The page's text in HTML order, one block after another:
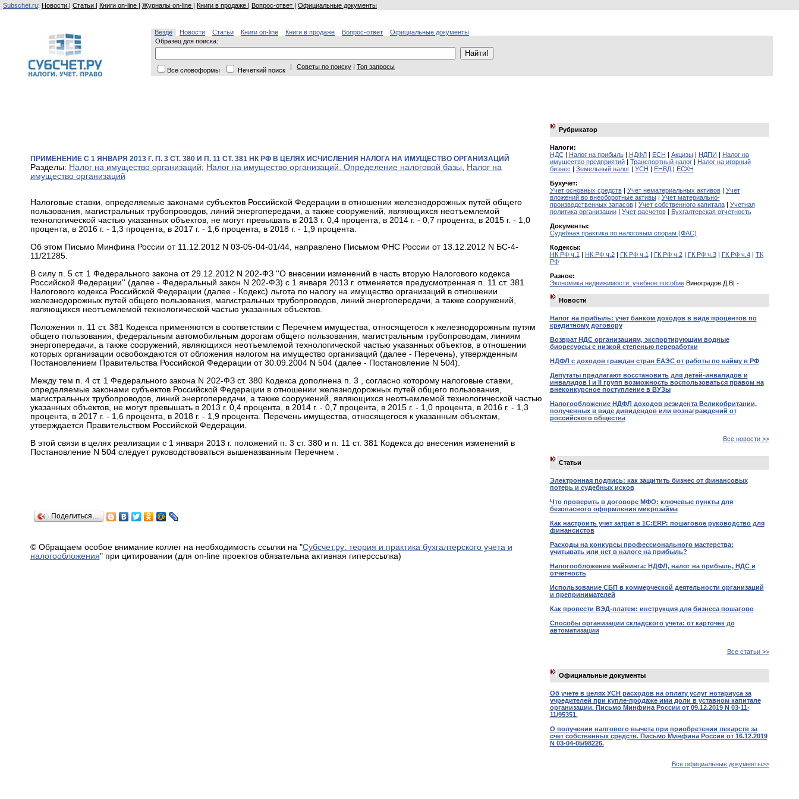
Subschet.ru: Новости | Статьи | Книги on-line | Журналы on-line | Книги в продаже | Вопрос-ответ | Официальные документы
Везде Новости Статьи Книги on-line Книги в продаже Вопрос-ответ
Официальные документы
Образец для поиска:
Все словоформы Нечеткий поиск | Советы по поиску | Топ запросы
ПРИМЕНЕНИЕ С 1 ЯНВАРЯ 2013 Г. П. 3 СТ. 380 И П. 11 СТ. 381 НК РФ В ЦЕЛЯХ ИСЧИСЛЕНИЯ НАЛОГА НА ИМУЩЕСТВО ОРГАНИЗАЦИЙ
Разделы: Налог на имущество организаций; Налог на имущество организаций. Определение налоговой базы, Налог на
имущество организаций
Налоговые ставки, определяемые законами субъектов Российской Федерации в отношении железнодорожных путей общего
пользования, магистральных трубопроводов, линий энергопередачи, а также сооружений, являющихся неотъемлемой
технологической частью указанных объектов, не могут превышать в 2013 г. 0,4 процента, в 2014 г. - 0,7 процента, в 2015 г. - 1,0
процента, в 2016 г. - 1,3 процента, в 2017 г. - 1,6 процента, в 2018 г. - 1,9 процента.
Об этом Письмо Минфина России от 11.12.2012 N 03-05-04-01/44, направлено Письмом ФНС России от 13.12.2012 N БС-4-
11/21285.
В силу п. 5 ст. 1 Федерального закона от 29.12.2012 N 202-ФЗ ''О внесении изменений в часть вторую Налогового кодекса
Российской Федерации'' (далее - Федеральный закон N 202-ФЗ) с 1 января 2013 г. отменяется предусмотренная п. 11 ст. 381
Налогового кодекса Российской Федерации (далее - Кодекс) льгота по налогу на имущество организаций в отношении
железнодорожных путей общего пользования, магистральных трубопроводов, линий энергопередачи, а также сооружений,
являющихся неотъемлемой технологической частью указанных объектов.
Положения п. 11 ст. 381 Кодекса применяются в соответствии с Перечнем имущества, относящегося к железнодорожным путям
общего пользования, федеральным автомобильным дорогам общего пользования, магистральным трубопроводам, линиям
энергопередачи, а также сооружений, являющихся неотъемлемой технологической частью указанных объектов, в отношении
которых организации освобождаются от обложения налогом на имущество организаций (далее - Перечень), утвержденным
Постановлением Правительства Российской Федерации от 30.09.2004 N 504 (далее - Постановление N 504).
Между тем п. 4 ст. 1 Федерального закона N 202-ФЗ ст. 380 Кодекса дополнена п. 3 , согласно которому налоговые ставки,
определяемые законами субъектов Российской Федерации в отношении железнодорожных путей общего пользования,
магистральных трубопроводов, линий энергопередачи, а также сооружений, являющихся неотъемлемой технологической частью
указанных объектов, не могут превышать в 2013 г. 0,4 процента, в 2014 г. - 0,7 процента, в 2015 г. - 1,0 процента, в 2016 г. - 1,3
процента, в 2017 г. - 1,6 процента, в 2018 г. - 1,9 процента. Перечень имущества, относящегося к указанным объектам,
утверждается Правительством Российской Федерации.
В этой связи в целях реализации с 1 января 2013 г. положений п. 3 ст. 380 и п. 11 ст. 381 Кодекса до внесения изменений в
Постановление N 504 следует руководствоваться вышеназванным Перечнем .
Поделиться…
© Обращаем особое внимание коллег на необходимость ссылки на "Субсчет.ру: теория и практика бухгалтерского учета и
налогообложения" при цитировании (для on-line проектов обязательна активная гиперссылка)
Рубрикатор
Налоги:
НДС| Налог на прибыль| НДФЛ| ЕСН | Акцизы| НДПИ | Налог на
имущество предприятий| Транспортный налог| Налог на игорный
бизнес | Земельный налог| УСН | ЕНВД| ЕСХН
Бухучет:
Учет основных средств| Учет нематериальных активов| Учет
вложений во внеоборотные активы| Учет материально-
производственных запасов| Учет собственного капитала| Учетная
политика организации| Учет расчетов| Бухгалтерская отчетность
Документы:
Судебная практика по налоговым спорам (ФАС)
Кодексы:
НК РФ ч.1 | НК РФ ч.2| ГК РФ ч.1 | ГК РФ ч.2| ГК РФ ч.3| ГК РФ ч.4| ТК
РФ
Разное:
Экономика недвижимости: учебное пособиеВиноградов Д.В| -
Новости
Налог на прибыль: учет банком доходов в виде процентов по
кредитному договору
Возврат НДС организациям, экспортирующим водные
биоресурсы с низкой степенью переработки
НДФЛ с доходов граждан стран ЕАЭС от работы по найму в РФ
Депутаты предлагают восстановить для детей-инвалидов и
инвалидов I и II групп возможность воспользоваться правом на
внеконкурсное поступление в ВУЗы
Налогообложение НДФЛ доходов резидента Великобритании,
полученных в виде дивидендов или вознаграждений от
российского общества
Все новости >>
Статьи
Электронная подпись: как защитить бизнес от финансовых
потерь и судебных исков
Что проверить в договоре МФО: ключевые пункты для
безопасного оформления микрозайма
Как настроить учет затрат в 1С:ERP: пошаговое руководство для
финансистов
Расходы на конкурсы профессионального мастерства:
учитывать или нет в налоге на прибыль?
Налогообложение майнинга: НДФЛ, налог на прибыль, НДС и
отчётность
Использование СБП в коммерческой деятельности организаций
и препринимателей
Как провести ВЭД-платеж: инструкция для бизнеса пошагово
Способы организации складского учета: от карточек до
автоматизации
Все статьи >>
Официальные документы
Об учете в целях УСН расходов на оплату услуг нотариуса за
учредителей при купле-продаже ими доли в уставном капитале
организации. Письмо Минфина России от 09.12.2019 N 03-11-
11/95351.
О получении налгового вычета при приобретении лекарств за
счет собственных средств. Письмо Минфина России от 16.12.2019
N 03-04-05/98226.
Все официальные документы>>